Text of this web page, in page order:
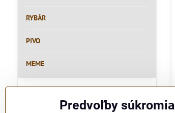
Parametre
RYBÁR
PIVO
MEME
Predvoľby súkromia